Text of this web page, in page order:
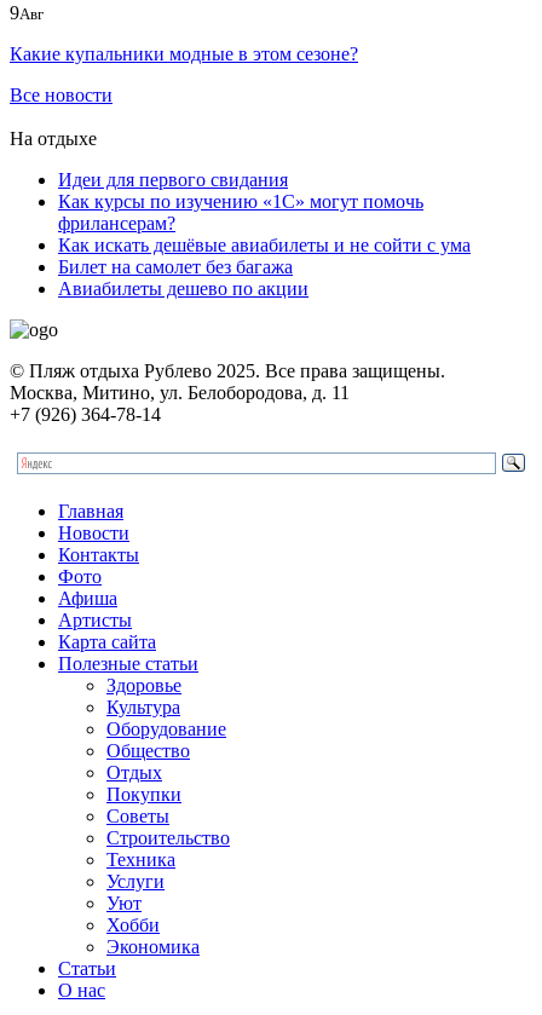
9Авг
Какие купальники модные в этом сезоне?
Все новости
На отдыхе
Идеи для первого свидания
Как курсы по изучению «1С» могут помочь
фрилансерам?
Как искать дешёвые авиабилеты и не сойти с ума
Билет на самолет без багажа
Авиабилеты дешево по акции
© Пляж отдыха Рублево 2025. Все права защищены.
Москва, Митино, ул. Белобородова, д. 11
+7 (926) 364-78-14
Главная
Новости
Контакты
Фото
Афиша
Артисты
Карта сайта
Полезные статьи
Здоровье
Культура
Оборудование
Общество
Отдых
Покупки
Советы
Строительство
Техника
Услуги
Уют
Хобби
Экономика
Статьи
О нас